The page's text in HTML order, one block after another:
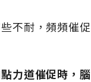
不耐，頻頻催促
力道催促時，腦